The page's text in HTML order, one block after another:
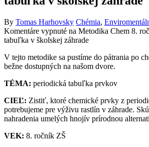
By Tomas Harhovsky Chémia,
Komentáre vypnuté na Metodika Chem 8.
tabuľka v školskej záhrade
V tejto metodike sa pustíme do pátrania po
bežne dostupných na našom dvore.
TÉMA: periodická tabuľka prvkov
CIEĽ: Zistiť, ktoré chemické prvky z
potrebujeme pre výživu rastlín v záhrade.
nahradenia umelých hnojív prírodnou
VEK: 8. ročník ZŠ